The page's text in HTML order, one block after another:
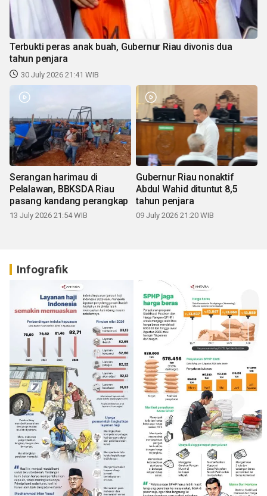
Terbukti peras anak buah, Gubernur Riau divonis dua
tahun penjara
30 July 2026 21:41 WIB
Serangan harimau di
Pelalawan, BBKSDA Riau
pasang kandang perangkap
13 July 2026 21:54 WIB
Gubernur Riau nonaktif
Abdul Wahid dituntut 8,5
tahun penjara
09 July 2026 21:20 WIB
Infografik